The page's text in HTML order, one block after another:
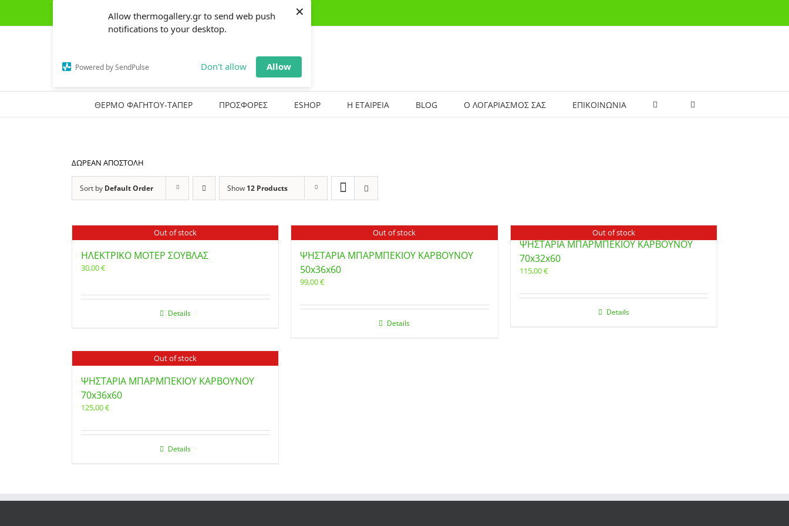
Allow thermogallery.gr to send web push
notifications to your desktop.
Powered by SendPulse Don't allow Allow
×
content
(+30) 2441303162 | thermogallery@gmail.com
ΘΕΡΜΟ ΦΑΓΗΤΟΥ-ΤΑΠΕΡ ΠΡΟΣΦΟΡΕΣ ESHOP Η ΕΤΑΙΡΕΙΑ BLOG Ο ΛΟΓΑΡΙΑΣΜΟΣ ΣΑΣ ΕΠΙΚΟΙΝΩΝΙΑ
ΔΩΡΕΑΝ ΑΠΟΣΤΟΛΗ
Sort by Default Order Show 12 Products
Out of stock
ΗΛΕΚΤΡΙΚΟ ΜΟΤΕΡ ΣΟΥΒΛΑΣ
30,00€
Details
Out of stock
ΨΗΣΤΑΡΙΑ ΜΠΑΡΜΠΕΚΙΟΥ ΚΑΡΒΟΥΝΟΥ
50x36x60
99,00€
Details
Out of stock
ΨΗΣΤΑΡΙΑ ΜΠΑΡΜΠΕΚΙΟΥ ΚΑΡΒΟΥΝΟΥ
70x32x60
115,00€
Details
Out of stock
ΨΗΣΤΑΡΙΑ ΜΠΑΡΜΠΕΚΙΟΥ ΚΑΡΒΟΥΝΟΥ
70x36x60
125,00€
Details